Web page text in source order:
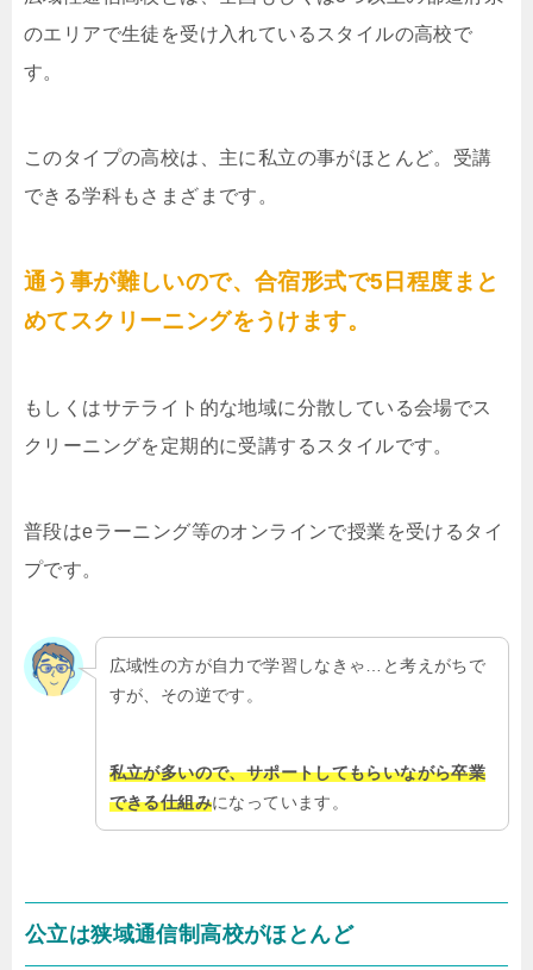
のエリアで生徒を受け入れているスタイルの高校で
す。
このタイプの高校は、主に私立の事がほとんど。受講
できる学科もさまざまです。
通う事が難しいので、合宿形式で5日程度まと
めてスクリーニングをうけます。
もしくはサテライト的な地域に分散している会場でス
クリーニングを定期的に受講するスタイルです。
普段はeラーニング等のオンラインで授業を受けるタイ
プです。
広域性の方が自力で学習しなきゃ…と考えがちで
すが、その逆です。
私立が多いので、サポートしてもらいながら卒業
できる仕組みになっています。
公立は狭域通信制高校がほとんど